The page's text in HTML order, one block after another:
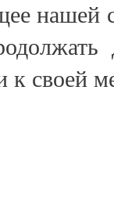
нашей
к своей